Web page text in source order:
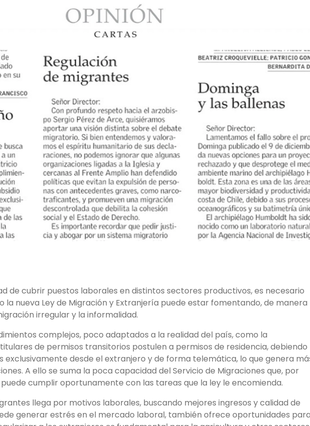
de cubrir puestos laborales en distintos sectores productivos, es necesario
la nueva Ley de Migración y Extranjería puede estar fomentando, de manera
irregular y la informalidad.
complejos, poco adaptados a la realidad del país, como la
de permisos transitorios postulen a permisos de residencia, debiendo
exclusivamente desde el extranjero y de forma telemática, lo que genera
A ello se suma la poca capacidad del Servicio de Migraciones que, por
cumplir oportunamente con las tareas que la ley le encomienda.
llega por motivos laborales, buscando mejores ingresos y calidad de
generar estrés en el mercado laboral, también ofrece oportunidades